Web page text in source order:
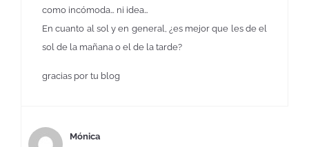
como incómoda… ni idea…
En cuanto al sol y en general, ¿es mejor que les de el
sol de la mañana o el de la tarde?
gracias por tu blog
Mónica